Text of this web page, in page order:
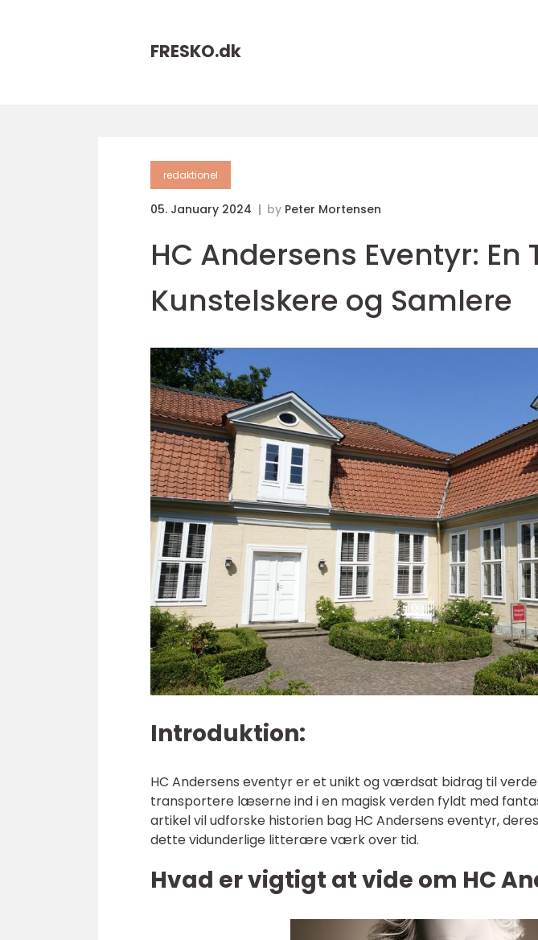
FRESKO.dk
redaktionel
05. January 2024 by Peter Mortensen
HC Andersens Eventyr: En
Kunstelskere og Samlere
Introduktion:
HC Andersens eventyr er et unikt og værdsat bidrag til
transportere læserne ind i en magisk verden fyldt med
artikel vil udforske historien bag HC Andersens eventyr,
dette vidunderlige litterære værk over tid.
Hvad er vigtigt at vide om HC